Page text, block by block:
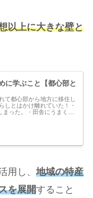
以上に大きな壁と
に学ぶこと【都心部と
て都心部から地方に移住し
しとはかけ離れていた！・
った。・田舎にうまくな
用し、 地域の特産
を展開すること